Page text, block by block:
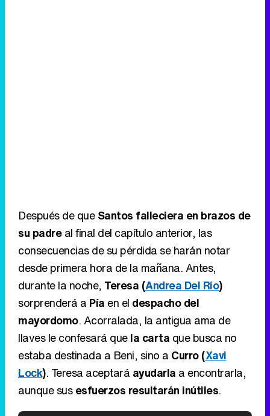
Después de queSantos falleciera en brazos de
su padreal final del capítulo anterior, las
consecuencias de su pérdida se harán notar
desde primera hora de la mañana. Antes,
durante la noche, Teresa (Andrea Del Río)
sorprenderá a Pía en el despacho del
mayordomo. Acorralada, la antigua ama de
llaves le confesará quela carta que busca no
estaba destinada a Beni, sino a Curro (Xavi
Lock). Teresa aceptará ayudarla a encontrarla,
aunque susesfuerzos resultarán inútiles.